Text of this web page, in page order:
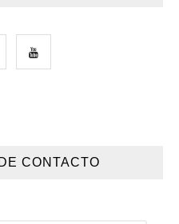
CONTACTO